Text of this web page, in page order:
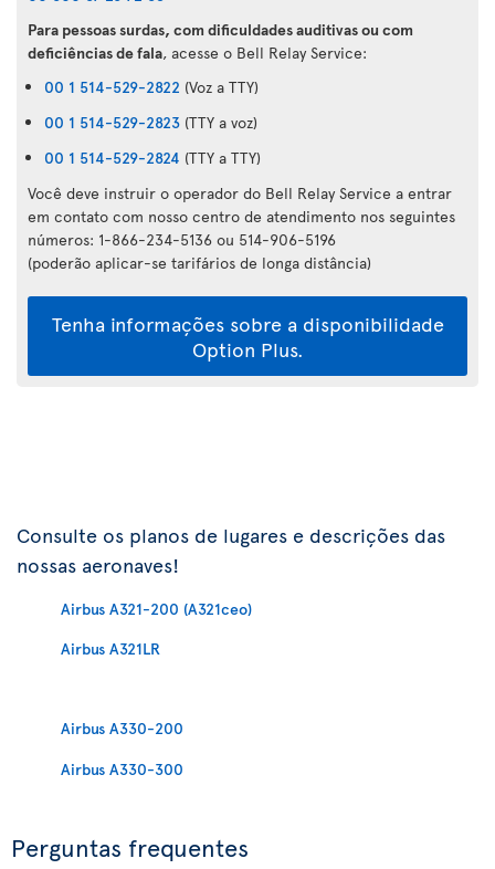
Para pessoas surdas, com dificuldades auditivas ou com
deficiências de fala, acesse o Bell Relay Service:
00 1 514-529-2822 (Voz a TTY)
00 1 514-529-2823 (TTY a voz)
00 1 514-529-2824 (TTY a TTY)
Você deve instruir o operador do Bell Relay Service a entrar
em contato com nosso centro de atendimento nos seguintes
números: 1-866-234-5136 ou 514-906-5196
(poderão aplicar-se tarifários de longa distância)
Tenha informações sobre a disponibilidade
Option Plus.
Consulte os planos de lugares e descrições das
nossas aeronaves!
Airbus A321-200 (A321ceo)
Airbus A321LR
Airbus A330-200
Airbus A330-300
Perguntas frequentes